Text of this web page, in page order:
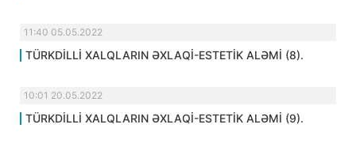
11:40 05.05.2022
TÜRKDİLLİ XALQLARIN ƏXLAQİ-ESTETİK ALƏMİ (8).
10:01 20.05.2022
TÜRKDİLLİ XALQLARIN ƏXLAQİ-ESTETİK ALƏMİ (9).